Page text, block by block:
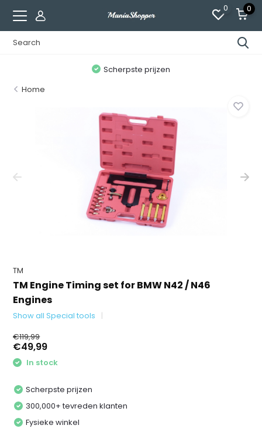
0 0
Scherpste prijzen
Home
TM
TM Engine Timing set for BMW N42 / N46
Engines
Show all Special tools
€119,99
€49,99
In stock
Scherpste prijzen
300,000+ tevreden klanten
Fysieke winkel